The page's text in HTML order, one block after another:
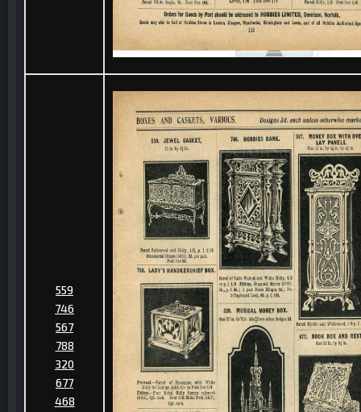
559
746
567
788
320
677
468